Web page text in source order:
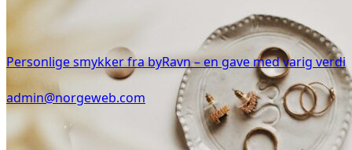
Personlige smykker fra byRavn – en gave med varig verdi
admin@norgeweb.com